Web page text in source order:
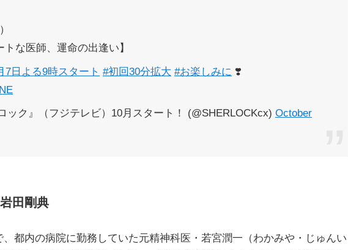
トな医師、運命の出逢い】
7日よる9時スタート #初回30分拡大 #お楽しみに ❣️
ク』（フジテレビ）10月スタート！ (@SHERLOCKcx) October
田剛典
、都内の病院に勤務していた元精神科医・若宮潤一（わかみや・じゅんい